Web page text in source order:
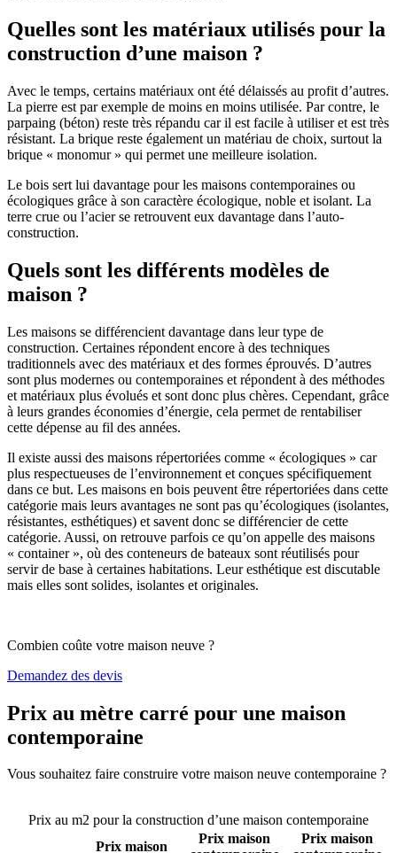
Quelles sont les matériaux utilisés pour la
construction d’une maison ?
Avec le temps, certains matériaux ont été délaissés au profit d’autres.
La pierre est par exemple de moins en moins utilisée. Par contre, le
parpaing (béton) reste très répandu car il est facile à utiliser et est très
résistant. La brique reste également un matériau de choix, surtout la
brique « monomur » qui permet une meilleure isolation.
Le bois sert lui davantage pour les maisons contemporaines ou
écologiques grâce à son caractère écologique, noble et isolant. La
terre crue ou l’acier se retrouvent eux davantage dans l’auto-
construction.
Quels sont les différents modèles de
maison ?
Les maisons se différencient davantage dans leur type de
construction. Certaines répondent encore à des techniques
traditionnels avec des matériaux et des formes éprouvés. D’autres
sont plus modernes ou contemporaines et répondent à des méthodes
et matériaux plus évolués et sont donc plus chères. Cependant, grâce
à leurs grandes économies d’énergie, cela permet de rentabiliser
cette dépense au fil des années.
Il existe aussi des maisons répertoriées comme « écologiques » car
plus respectueuses de l’environnement et conçues spécifiquement
dans ce but. Les maisons en bois peuvent être répertoriées dans cette
catégorie mais leurs avantages ne sont pas qu’écologiques (isolantes,
résistantes, esthétiques) et savent donc se différencier de cette
catégorie. Aussi, on retrouve parfois ce qu’on appelle des maisons
« container », où des conteneurs de bateaux sont réutilisés pour
servir de base à certaines habitations. Leur esthétique est discutable
mais elles sont solides, isolantes et originales.
Combien coûte votre maison neuve ?
Demandez des devis
Prix au mètre carré pour une maison
contemporaine
Vous souhaitez faire construire votre maison neuve contemporaine ?
Prix au m2 pour la construction d’une maison contemporaine
Prix maison
Prix maison
Prix maison